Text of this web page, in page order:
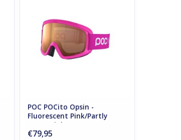
TOEVOEGEN AAN WINKELWAGEN
POC POCito Opsin -
Fluorescent Pink/Partly
Sunny Light Orange
€79,95